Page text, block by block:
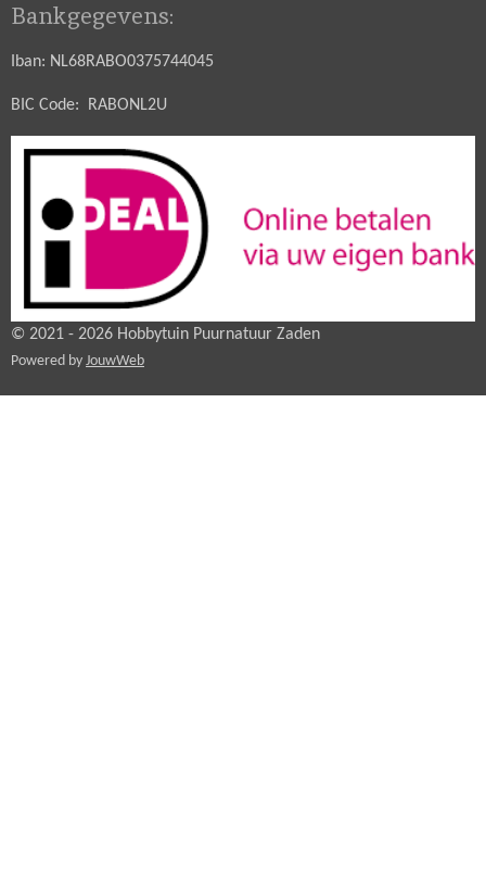
Bankgegevens:
Iban: NL68RABO0375744045
BIC Code: RABONL2U
© 2021 - 2026 Hobbytuin Puurnatuur Zaden
Powered by JouwWeb